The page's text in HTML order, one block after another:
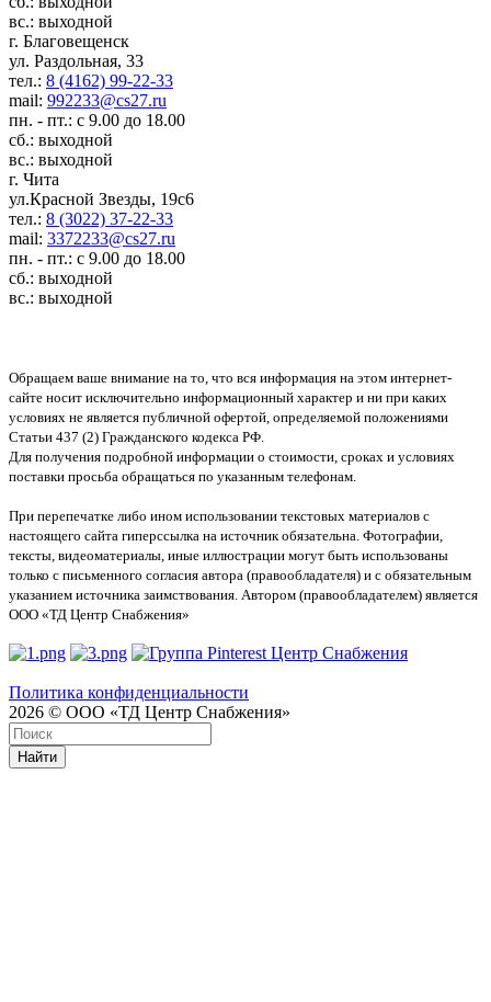
вс.: выходной
г. Благовещенск
ул. Раздольная, 33
тел.: 8 (4162) 99-22-33
mail: 992233@cs27.ru
пн. - пт.: с 9.00 до 18.00
сб.: выходной
вс.: выходной
г. Чита
ул.Красной Звезды, 19с6
тел.: 8 (3022) 37-22-33
mail: 3372233@cs27.ru
пн. - пт.: с 9.00 до 18.00
сб.: выходной
вс.: выходной
Обращаем ваше внимание на то, что вся информация на этом интернет-
сайте носит исключительно информационный характер и ни при каких
условиях не является публичной офертой, определяемой положениями
Статьи 437 (2) Гражданского кодекса РФ.
Для получения подробной информации о стоимости, сроках и условиях
поставки просьба обращаться по указанным телефонам.
При перепечатке либо ином использовании текстовых материалов с
настоящего сайта гиперссылка на источник обязательна. Фотографии,
тексты, видеоматериалы, иные иллюстрации могут быть использованы
только с письменного согласия автора (правообладателя) и с обязательным
указанием источника заимствования. Автором (правообладателем) является
ООО «ТД Центр Снабжения»
Политика конфиденциальности
2026 © ООО «ТД Центр Снабжения»
Найти